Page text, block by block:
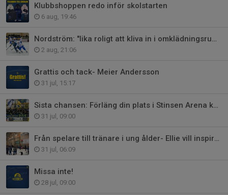
Klubbshoppen redo inför skolstarten
6 aug, 19:46
Nordström: "lika roligt att kliva in i omklädningsrummet varje gång"
2 aug, 21:06
Grattis och tack- Meier Andersson
31 jul, 15:17
Sista chansen: Förläng din plats i Stinsen Arena kommande säsong
31 jul, 09:00
Från spelare till tränare i ung ålder- Ellie vill inspirera andra
31 jul, 06:09
Missa inte!
28 jul, 09:00